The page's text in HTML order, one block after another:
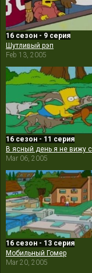
16 сезон - 9 серия
Шутливый рэп
Feb 13, 2005
16 сезон - 11 серия
Mar 06, 2005
16 сезон - 13 серия
Мобильный Гомер
Mar 20, 2005